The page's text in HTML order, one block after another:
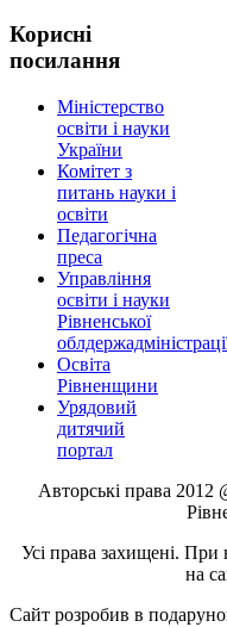
Корисні
посилання
Міністерство
освіти і науки
України
Комітет з
питань науки і
освіти
Педагогічна
преса
Управління
освіти і науки
Рівненської
Освіта
Рівненщини
Урядовий
дитячий
портал
Авторські права
Усі права захищені. При
на
Сайт розробив в